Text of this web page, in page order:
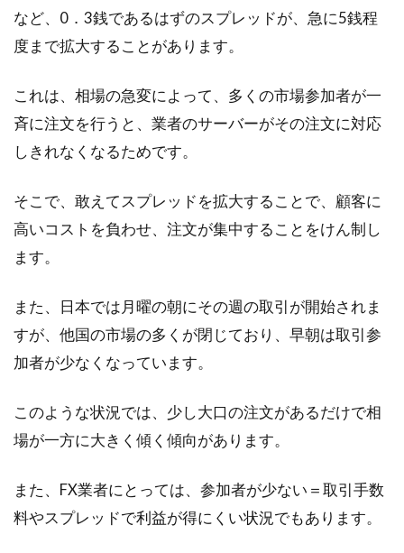
など、0．3銭であるはずのスプレッドが、急に5銭程
度まで拡大することがあります。
これは、相場の急変によって、多くの市場参加者が一
斉に注文を行うと、業者のサーバーがその注文に対応
しきれなくなるためです。
そこで、敢えてスプレッドを拡大することで、顧客に
高いコストを負わせ、注文が集中することをけん制し
ます。
また、日本では月曜の朝にその週の取引が開始されま
すが、他国の市場の多くが閉じており、早朝は取引参
加者が少なくなっています。
このような状況では、少し大口の注文があるだけで相
場が一方に大きく傾く傾向があります。
また、FX業者にとっては、参加者が少ない＝取引手数
料やスプレッドで利益が得にくい状況でもあります。